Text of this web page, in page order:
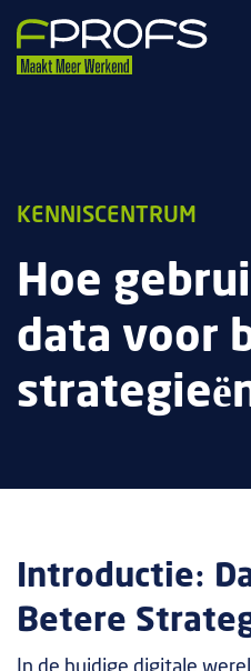
KENNISCENTRUM
Hoe
data voor
Introductie:
Betere